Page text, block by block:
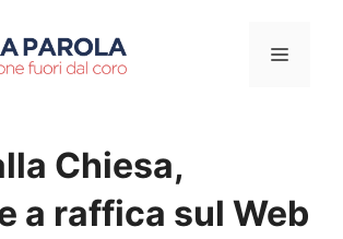
Menu
Chiesa,
a raffica sul Web